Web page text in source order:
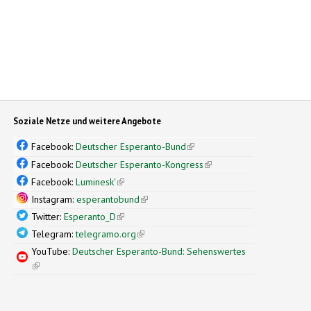
Soziale Netze und weitere Angebote
Facebook:Deutscher Esperanto-Bund(link is external)
Facebook:Deutscher Esperanto-Kongress(link is external)
Facebook:Luminesk'(link is external)
Instagram:esperantobund(link is external)
Twitter:Esperanto_D(link is external)
Telegram:telegramo.org(link is external)
YouTube:Deutscher Esperanto-Bund: Sehenswertes
(link is external)